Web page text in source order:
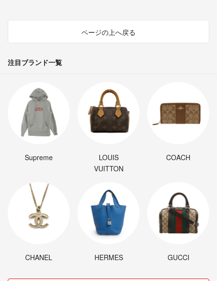
ページの上へ戻る
注目ブランド一覧
Supreme
LOUIS
VUITTON
COACH
CHANEL HERMES GUCCI